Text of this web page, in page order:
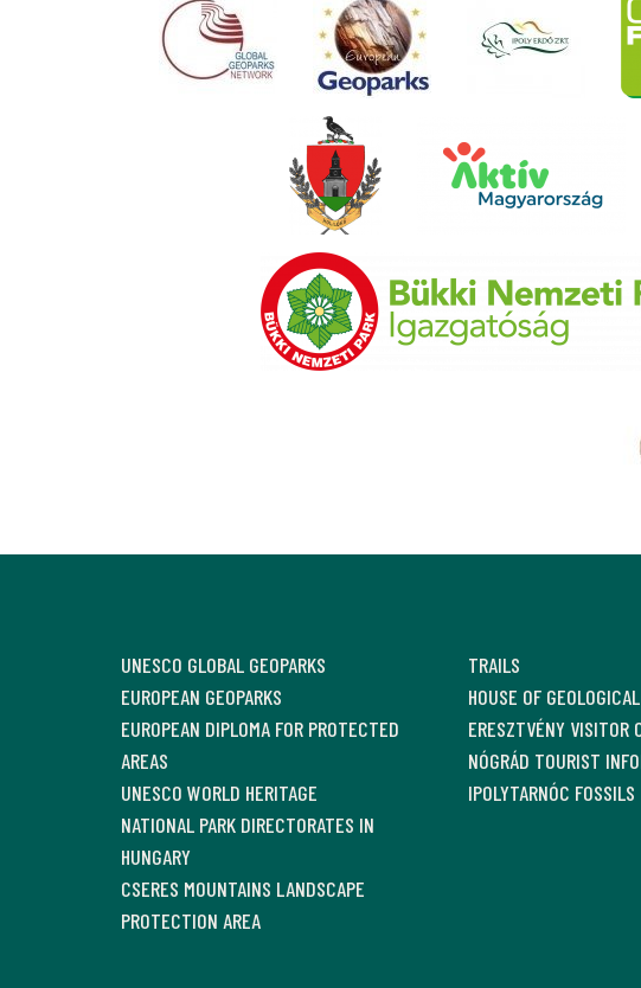
UNESCO GLOBAL GEOPARKS
EUROPEAN GEOPARKS
EUROPEAN DIPLOMA FOR PROTECTED
AREAS
UNESCO WORLD HERITAGE
NATIONAL PARK DIRECTORATES IN
HUNGARY
CSERES MOUNTAINS LANDSCAPE
PROTECTION AREA
TRAILS
HOUSE OF
ERESZTVÉNY VISITOR
NÓGRÁD TOURIST
IPOLYTARNÓC FOSSILS